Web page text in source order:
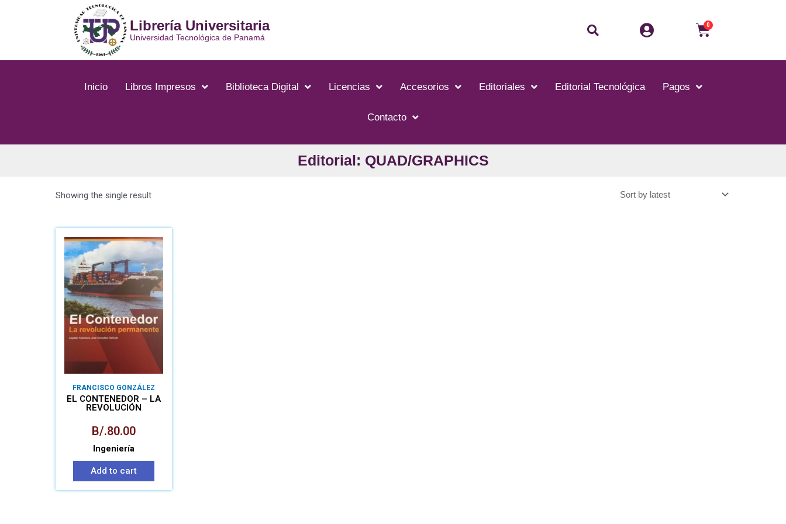
Librería Universitaria
Universidad Tecnológica de Panamá
0
Inicio Libros Impresos Biblioteca Digital Licencias Accesorios Editoriales Editorial Tecnológica Pagos
Contacto
Editorial: QUAD/GRAPHICS
Showing the single result
FRANCISCO GONZÁLEZ
SAÑUDO
EL CONTENEDOR – LA
REVOLUCIÓN
B/.80.00
Ingeniería
Add to cart